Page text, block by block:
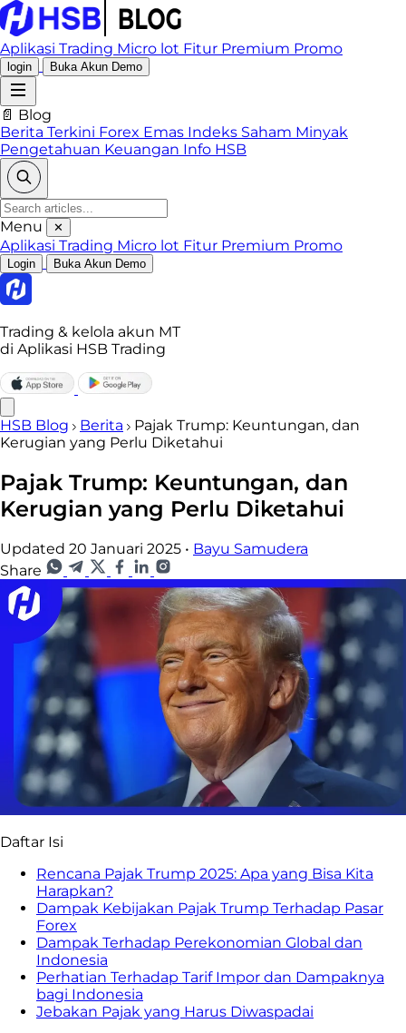
Aplikasi Trading Micro lot Fitur Premium Promo
login Buka Akun Demo
📄 Blog
Berita Terkini Forex Emas Indeks Saham Minyak
Pengetahuan Keuangan Info HSB
Menu ✕
Aplikasi Trading Micro lot Fitur Premium Promo
Login Buka Akun Demo
Trading & kelola akun MT
di Aplikasi HSB Trading
HSB Blog Berita
Pajak Trump: Keuntungan, dan
Kerugian yang Perlu Diketahui
Pajak Trump: Keuntungan, dan
Kerugian yang Perlu Diketahui
Updated 20 Januari 2025 • Bayu Samudera
Share
Daftar Isi
Rencana Pajak Trump 2025: Apa yang Bisa Kita
Harapkan?
Dampak Kebijakan Pajak Trump Terhadap Pasar
Forex
Dampak Terhadap Perekonomian Global dan
Indonesia
Perhatian Terhadap Tarif Impor dan Dampaknya
bagi Indonesia
Jebakan Pajak yang Harus Diwaspadai